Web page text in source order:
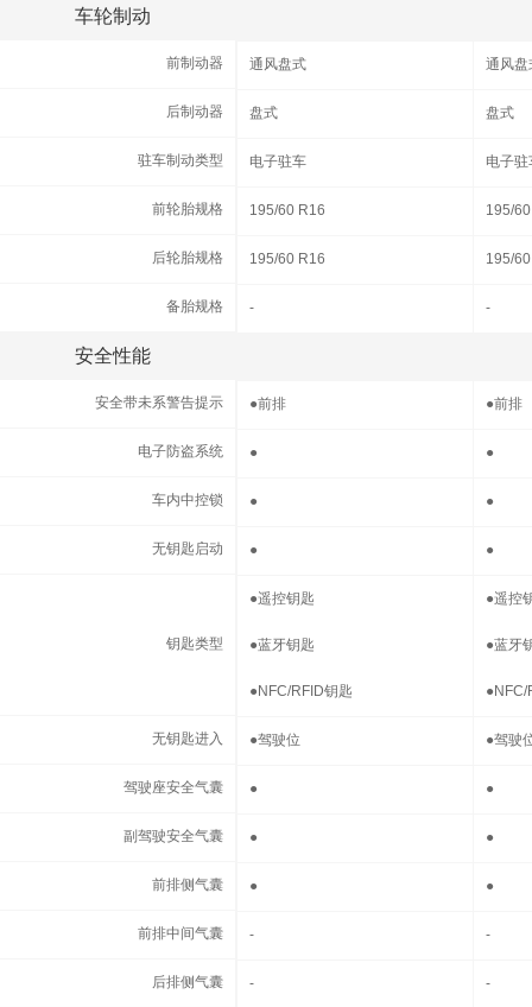
车轮制动
前制动器 通风盘式 通风盘
后制动器 盘式 盘式
驻车制动类型 电子驻车 电子驻
前轮胎规格 195/60 R16 195/
后轮胎规格 195/60 R16 195/
备胎规格 - -
安全性能
安全带未系警告提示 ●前排 ●前排
电子防盗系统 ● ●
车内中控锁 ● ●
无钥匙启动 ● ●
●遥控钥匙
●蓝牙钥匙
●NFC/RFID钥匙
●遥控
●蓝牙
●NFC/
无钥匙进入 ●驾驶位 ●驾驶
驾驶座安全气囊 ● ●
副驾驶安全气囊 ● ●
前排侧气囊 ● ●
前排中间气囊 - -
后排侧气囊 - -
车轮制动
前制动器
后制动器
驻车制动类型
前轮胎规格
后轮胎规格
备胎规格
安全性能
安全带未系警告提示
电子防盗系统
车内中控锁
无钥匙启动
钥匙类型
无钥匙进入
驾驶座安全气囊
副驾驶安全气囊
前排侧气囊
前排中间气囊
后排侧气囊